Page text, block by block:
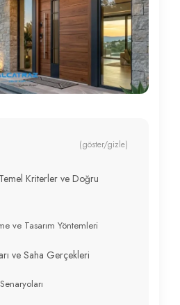
(göster/gizle)
Kriterler ve Doğru
ve Tasarım Yöntemleri
ve Saha Gerçekleri